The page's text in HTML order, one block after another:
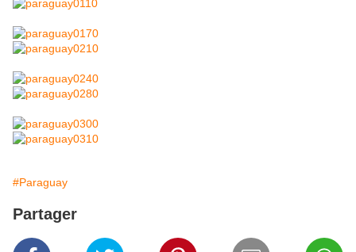
#Paraguay
Partager